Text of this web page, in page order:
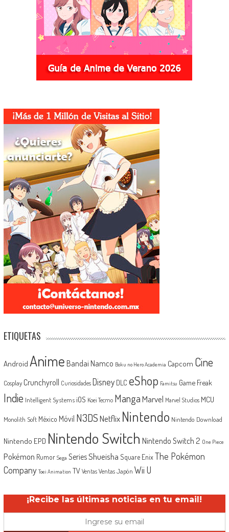
ETIQUETAS
Android Anime Bandai Namco Boku no Hero Academia Capcom Cine
Cosplay Crunchyroll Curiosidades Disney DLC eShop Famitsu Game Freak
Indie Intelligent Systems iOS Koei Tecmo MangaMarvel Marvel Studios MCU
Monolith Soft México Móvil N3DSNetflix Nintendo Nintendo Download
Nintendo EPD Nintendo Switch Nintendo Switch 2 One Piece
Pokémon Rumor Sega SeriesShueisha Square EnixThe Pokémon
Company Toei Animation TV Ventas Ventas Japón Wii U
¡Recibe las últimas noticias en tu email!